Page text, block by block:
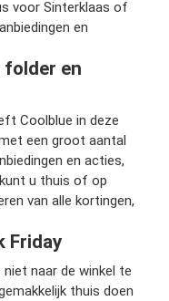
voor Sinterklaas of
en
folder en
Coolblue in deze
een groot aantal
en acties,
u thuis of op
van alle kortingen,
Friday
naar de winkel te
thuis doen